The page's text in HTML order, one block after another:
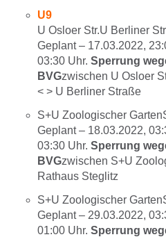
U9
U Osloer Str.U Berliner
Geplant – 17.03.2022,
03:30 Uhr. Sperrung
BVGzwischen U Osloer
< > U Berliner Straße
S+U Zoologischer
Geplant – 18.03.2022,
03:30 Uhr. Sperrung
BVGzwischen S+U
Rathaus Steglitz
S+U Zoologischer
Geplant – 29.03.2022,
01:00 Uhr. Sperrung